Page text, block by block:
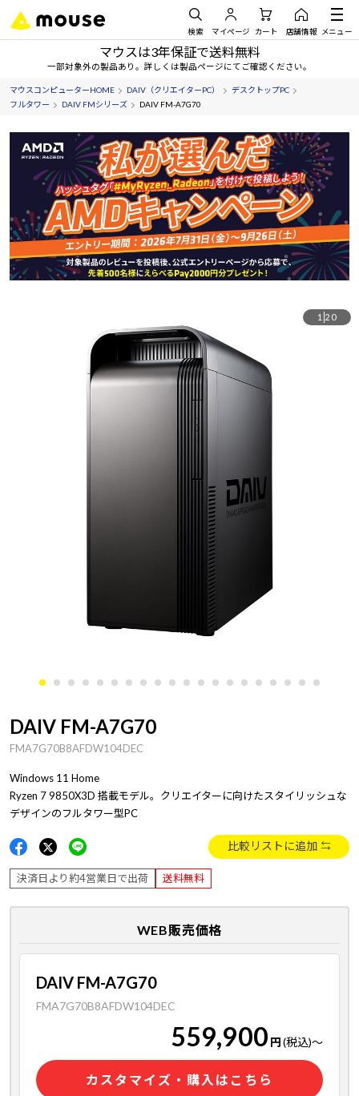
検索 マイページ カート 店舗情報 メニュー
マウスは3年保証で送料無料
一部対象外の製品あり。詳しくは製品ページにてご確認ください。
マウスコンピューターHOME DAIV（クリエイターPC）
デスクトップPC
フルタワー
DAIV FMシリーズ DAIV FM-A7G70
1 20
DAIV FM-A7G70
FMA7G70B8AFDW104DEC
Windows 11 Home
Ryzen 7 9850X3D 搭載モデル。クリエイターに向けたスタイリッシュな
デザインのフルタワー型PC
比較リストに追加
決済日より約4営業日で出荷 送料無料
WEB販売価格
DAIV FM-A7G70
FMA7G70B8AFDW104DEC
559,900 円(税込)～
カスタマイズ・購入はこちら